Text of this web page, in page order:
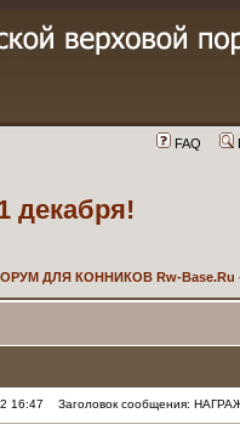
FAQ
декабря!
ДЛЯ КОННИКОВ Rw-Base.Ru
16:47 Заголовок сообщения: